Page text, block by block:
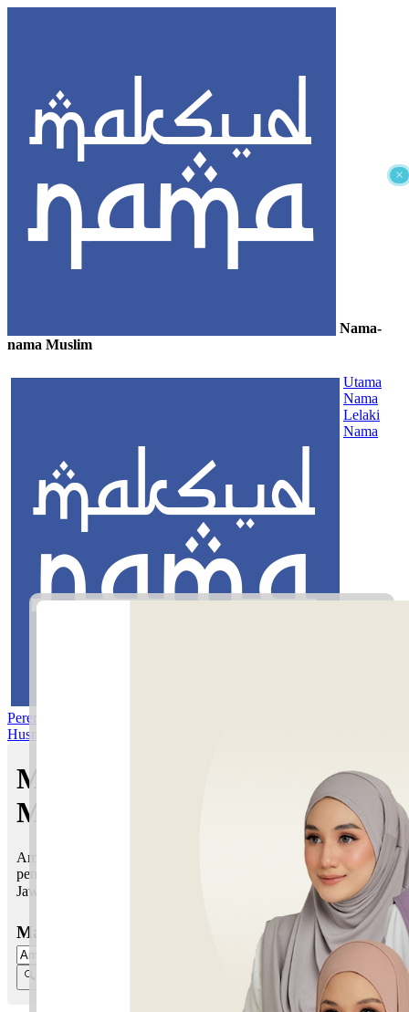
×
Nama-
nama Muslim
Utama
Nama
Lelaki
Nama
Perempuan
Husna
Maksud nama Amirul Afiq |
Maksud Nama dalam Islam
Amirul Afiq bermaksud Putera, ketua, pemerintah, penguasa,
pemimpin, makmur; Yang mulia
Jawi:
Masukkan Nama: